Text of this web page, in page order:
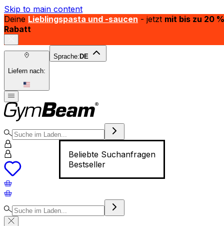
Skip to main content
Deine Lieblingspasta und -saucen - jetzt mit bis zu 20 %
Rabatt
Liefern nach:
Sprache: DE
Beliebte Suchanfragen
Bestseller